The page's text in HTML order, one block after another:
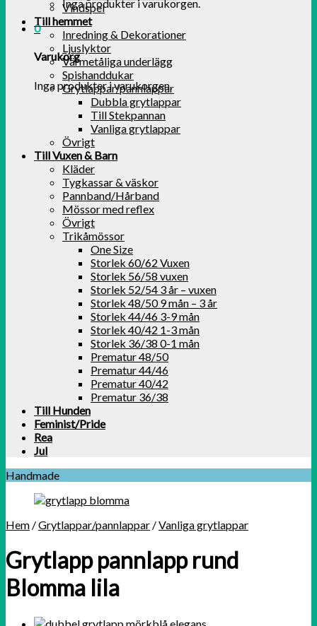
Inga produkter i varukorgen.
0
Varukorg
Inga produkter i varukorgen.
Vindspel
Till hemmet
Inredning & Dekorationer
Ljuslyktor
Värmetåliga underlägg
Spishanddukar
Grytlappar/pannlappar
Dubbla grytlappar
Till Stekpannan
Vanliga grytlappar
Övrigt
Till Vuxen & Barn
Kläder
Tygkassar & väskor
Pannband/Hårband
Mössor med reflex
Övrigt
Trikåmössor
One Size
Storlek 60/62 Vuxen
Storlek 56/58 vuxen
Storlek 52/54 3 år – vuxen
Storlek 48/50 9 mån – 3 år
Storlek 44/46 3-9 mån
Storlek 40/42 1-3 mån
Storlek 36/38 0-1 mån
Prematur 48/50
Prematur 44/46
Prematur 40/42
Prematur 36/38
Till Hunden
Feminist/Pride
Rea
Jul
Handmade
Hem /Grytlappar/pannlappar /Vanliga grytlappar
Grytlapp pannlapp rund
Blomma lila